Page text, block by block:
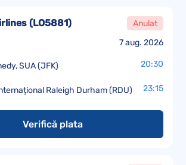
7 aug. 2026
(LO5881) Anulat
SUA (JFK) 20:30
Raleigh Durham (RDU) 23:15
Verifică plata